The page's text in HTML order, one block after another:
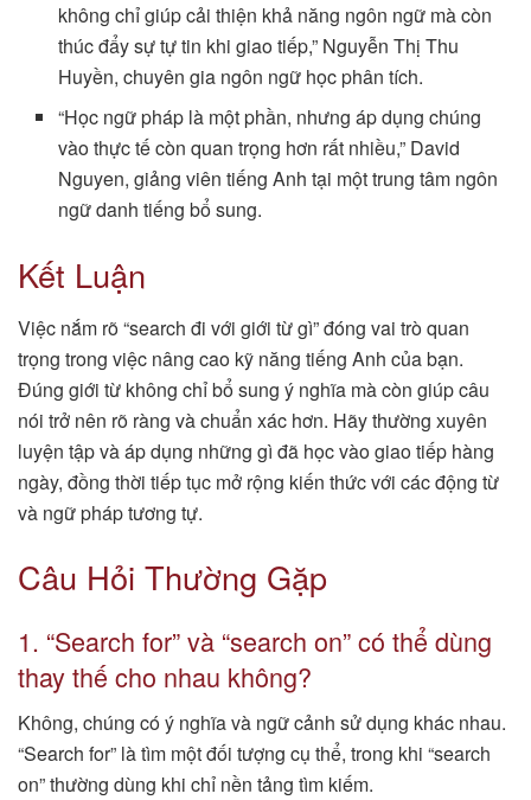
không chỉ giúp cải thiện khả năng ngôn ngữ mà còn
thúc đẩy sự tự tin khi giao tiếp,” Nguyễn Thị Thu
Huyền, chuyên gia ngôn ngữ học phân tích.
“Học ngữ pháp là một phần, nhưng áp dụng chúng
vào thực tế còn quan trọng hơn rất nhiều,” David
Nguyen, giảng viên tiếng Anh tại một trung tâm ngôn
ngữ danh tiếng bổ sung.
Kết Luận
Việc nắm rõ “search đi với giới từ gì” đóng vai trò quan
trọng trong việc nâng cao kỹ năng tiếng Anh của bạn.
Đúng giới từ không chỉ bổ sung ý nghĩa mà còn giúp câu
nói trở nên rõ ràng và chuẩn xác hơn. Hãy thường xuyên
luyện tập và áp dụng những gì đã học vào giao tiếp hàng
ngày, đồng thời tiếp tục mở rộng kiến thức với các động từ
và ngữ pháp tương tự.
Câu Hỏi Thường Gặp
1. “Search for” và “search on” có thể dùng
thay thế cho nhau không?
Không, chúng có ý nghĩa và ngữ cảnh sử dụng khác nhau.
“Search for” là tìm một đối tượng cụ thể, trong khi “search
on” thường dùng khi chỉ nền tảng tìm kiếm.